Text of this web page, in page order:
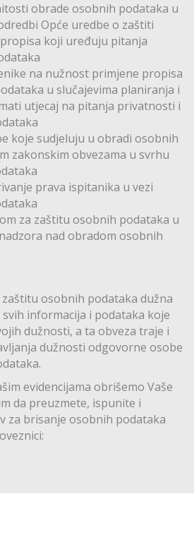
obrade osobnih podataka u
Opće uredbe o zaštiti
koji uređuju pitanja
na nužnost primjene propisa
u slučajevima planiranja i
utjecaj na pitanja privatnosti i
koje sudjeluju u obradi osobnih
zakonskim obvezama u svrhu
prava ispitanika u vezi
za zaštitu osobnih podataka u
nad obradom osobnih
osobnih podataka dužna
informacija i podataka koje
dužnosti, a ta obveza traje i
dužnosti odgovorne osobe
evidencijama obrišemo Vaše
da preuzmete, ispunite i
za brisanje osobnih podataka